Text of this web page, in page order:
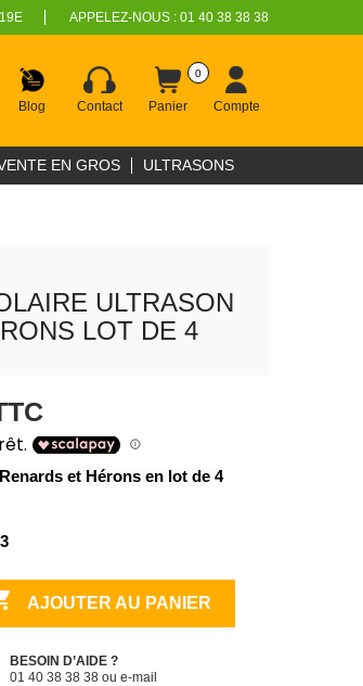
APPELEZ-NOUS : 01 40 38 38 38
Blog Contact Panier
0
Compte
EN GROS ULTRASONS
ULTRASON
LOT DE 4
et Hérons en lot de 4
AJOUTER AU PANIER
BESOIN D’AIDE ?
01 40 38 38 38 ou e-mail